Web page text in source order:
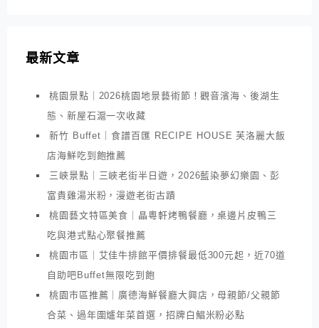
最新文章
桃園景點｜2026桃園地景藝術節！觀音濱海、後湖生
態、新屋石滬一次收藏
新竹 Buffet｜食譜百匯 RECIPE HOUSE 芙洛麗大飯
店海鮮吃到飽推薦
三峽景點｜三峽老街半日遊，2026藍染夢幻樂園、彭
富貴雞湯米粉，漫遊老街古蹟
桃園藝文特區美食｜晶粵軒烤鴨餐廳，桌邊片皮鴨三
吃與港式點心聚餐推薦
桃園市區｜艾佳牛排館平價排餐最低300元起，近70道
自助吧Buffet無限吃到飽
桃園市區推薦｜廣德海鮮餐廳大興店，母親節/父親節
合菜、過年圍爐年菜首選，招牌白鯧米粉必點